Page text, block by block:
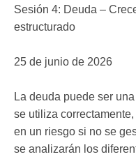
Sesión 4: Deuda –
estructurado
25 de junio de 2026
La deuda puede ser
se utiliza
en un riesgo si no se
se analizarán los